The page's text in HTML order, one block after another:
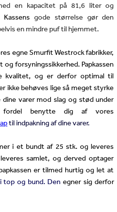
en kapacitet på 81,6 liter og
Kassens gode størrelse gør den
en mindre puf til hjemmet.
egne Smurfit Westrock fabrikker,
forsyningssikkerhed. Papkassen
kvalitet, og er derfor optimal til
ikke behøves lige så meget styrke
varer mod slag og stød under
fordel benytte dig af vores
til indpakning af dine varer.
i et bundt af 25 stk. og leveres
samlet, og derved optager
er tilmed hurtig og let at
i top og bund. Denegner sig derfor